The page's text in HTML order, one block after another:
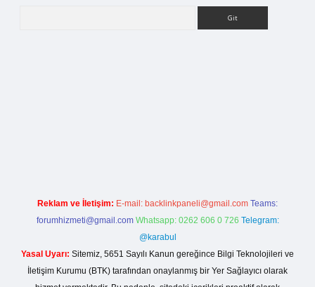
Reklam ve İletişim: E-mail: backlinkpaneli@gmail.com Teams:
forumhizmeti@gmail.com Whatsapp: 0262 606 0 726 Telegram:
@karabul
Yasal Uyarı: Sitemiz, 5651 Sayılı Kanun gereğince Bilgi Teknolojileri ve
İletişim Kurumu (BTK) tarafından onaylanmış bir Yer Sağlayıcı olarak